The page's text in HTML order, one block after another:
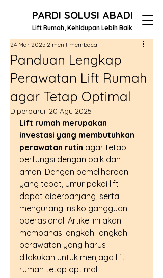
PARDI SOLUSI ABADI
Lift Rumah, Kehidupan Lebih Baik
Panduan Lengkap
Perawatan Lift Rumah
agar Tetap Optimal
24 Mar 2025 2 menit membaca
Diperbarui: 20 Agu 2025
Lift rumah merupakan
investasi yang membutuhkan
perawatan rutin agar tetap
berfungsi dengan baik dan
aman. Dengan pemeliharaan
yang tepat, umur pakai lift
dapat diperpanjang, serta
mengurangi risiko gangguan
operasional. Artikel ini akan
membahas langkah-langkah
perawatan yang harus
dilakukan untuk menjaga lift
rumah tetap optimal.